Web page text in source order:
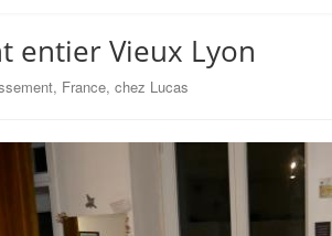
entier Vieux Lyon
France, chez Lucas